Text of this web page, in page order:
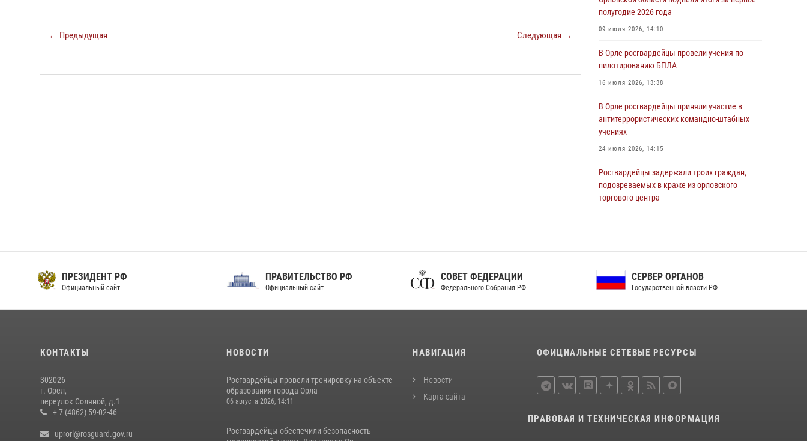
← Предыдущая Следующая →
время празднования Дня ВДВ
03 августа 2026, 14:23
В Орле росгвардейцы приняли участие в
учениях на избирательном участке
31 июля 2026, 13:21
Жительница Мценска сдала в Росгвардию
незарегистрированное ружьё
31 июля 2026, 13:16
полугодие 2026 года
09 июля 2026, 14:10
В Орле росгвардейцы провели учения по
пилотированию БПЛА
16 июля 2026, 13:38
В Орле росгвардейцы приняли участие в
антитеррористических командно-штабных
учениях
24 июля 2026, 14:15
Росгвардейцы задержали троих граждан,
подозреваемых в краже из орловского
торгового центра
два детских лагеря
16 июля 2026, 13:34
Росгвардейцы приняли участие в рабочем
орловцам об изменениях в
законодательстве, регулирующем оборот
ПРЕЗИДЕНТ РФ
Официальный сайт
ПРАВИТЕЛЬСТВО РФ
Официальный сайт
СОВЕТ ФЕДЕРАЦИИ
Федерального Собрания РФ
СЕРВЕР ОРГАНОВ
Государственной власти РФ
КОНТАКТЫ
302026
г. Орел,
переулок Соляной, д.1
+ 7 (4862) 59-02-46
uprorl@rosguard.gov.ru
НОВОСТИ
Росгвардейцы провели тренировку на объекте
образования города Орла
06 августа 2026, 14:11
Росгвардейцы обеспечили безопасность
НАВИГАЦИЯ
Новости
Карта сайта
ОФИЦИАЛЬНЫЕ СЕТЕВЫЕ РЕСУРСЫ
ПРАВОВАЯ И ТЕХНИЧЕСКАЯ ИНФОРМАЦИЯ